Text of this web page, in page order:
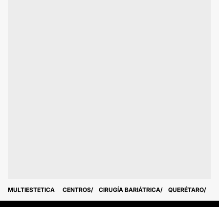
MULTIESTETICA CENTROS CIRUGÍA BARIÁTRICA QUERÉTARO